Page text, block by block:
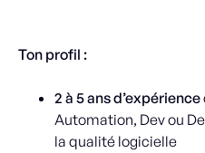
Ton profil :
2 à 5 ans d’expérience
Automation, Dev ou
la qualité logicielle